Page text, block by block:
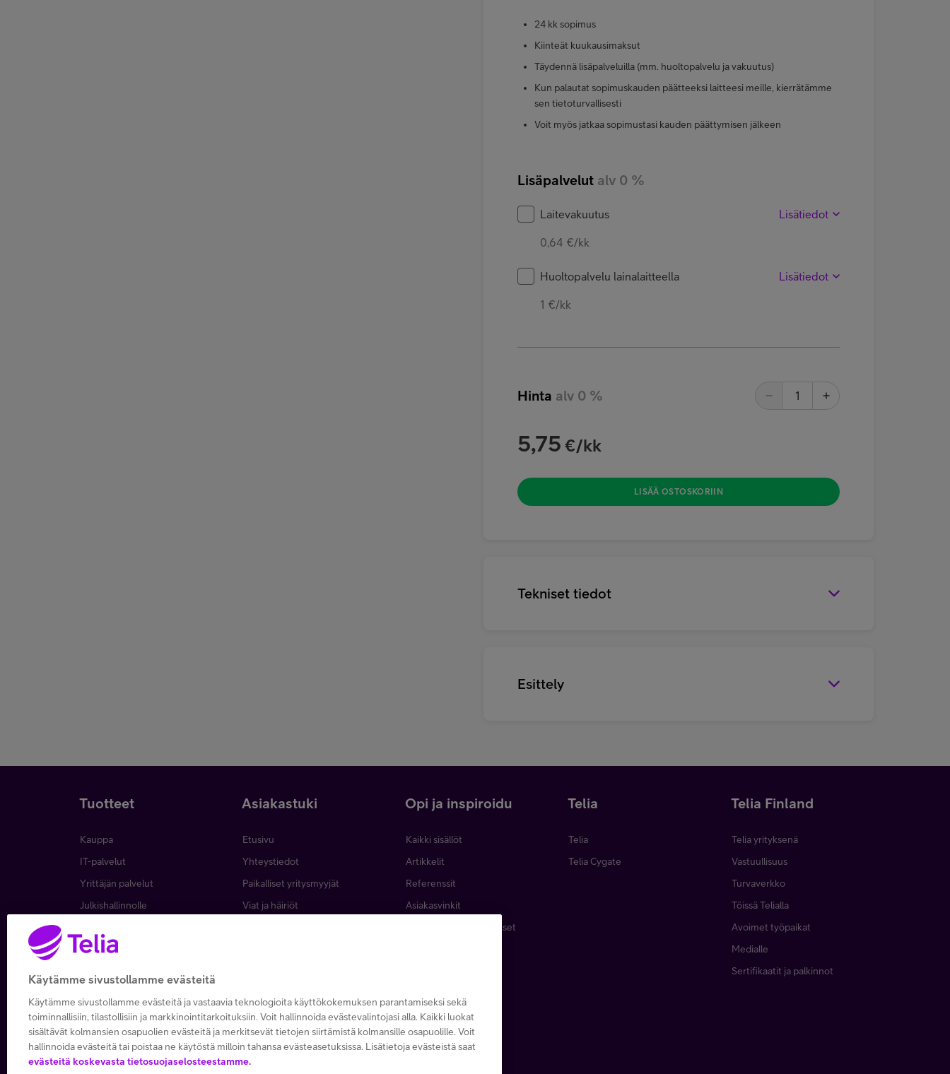
24 kk sopimus
Kiinteät kuukausimaksut
Täydennä lisäpalveluilla (mm. huoltopalvelu ja vakuutus)
Kun palautat sopimuskauden päätteeksi laitteesi meille, kierrätämme
sen tietoturvallisesti
Voit myös jatkaa sopimustasi kauden päättymisen jälkeen
Lisäpalvelut alv 0 %
Laitevakuutus Lisätiedot
0,64 €/kk
Huoltopalvelu lainalaitteella Lisätiedot
1 €/kk
Hinta alv 0 %
5,75 €/kk
LISÄÄ OSTOSKORIIN
Tekniset tiedot
Esittely
Tuotteet
Kauppa
IT-palvelut
Yrittäjän palvelut
Julkishallinnolle
Business
Apple yrityksille
Asiakastuki
Etusivu
Yhteystiedot
Paikalliset yritysmyyjät
Viat ja häiriöt
Opi ja inspiroidu
Kaikki sisällöt
Artikkelit
Referenssit
Asiakasvinkit
Webinaarit ja koulutukset
Telia
Telia
Telia Cygate
Telia Finland
Telia yrityksenä
Vastuullisuus
Turvaverkko
Töissä Telialla
Avoimet työpaikat
Medialle
Sertifikaatit ja palkinnot
Käytämme sivustollamme evästeitä
Käytämme sivustollamme evästeitä ja vastaavia teknologioita käyttökokemuksen parantamiseksi sekä
toiminnallisiin, tilastollisiin ja markkinointitarkoituksiin. Voit hallinnoida evästevalintojasi alla. Kaikki luokat
sisältävät kolmansien osapuolien evästeitä ja merkitsevät tietojen siirtämistä kolmansille osapuolille. Voit
hallinnoida evästeitä tai poistaa ne käytöstä milloin tahansa evästeasetuksissa. Lisätietoja evästeistä saat
evästeitä koskevasta tietosuojaselosteestamme.